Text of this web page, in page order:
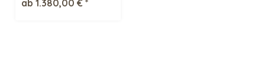
ab 1.380,00 € *